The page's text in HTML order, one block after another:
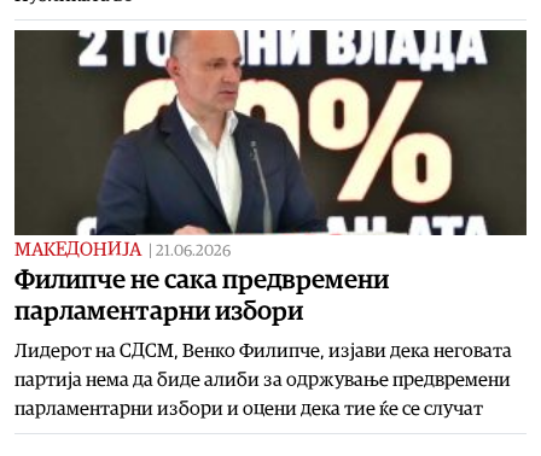
МАКЕДОНИЈА 21.06.2026
Филипче не сака предвремени
парламентарни избори
Лидерот на СДСМ, Венко Филипче, изјави дека неговата
партија нема да биде алиби за одржување предвремени
парламентарни избори и оцени дека тие ќе се случат